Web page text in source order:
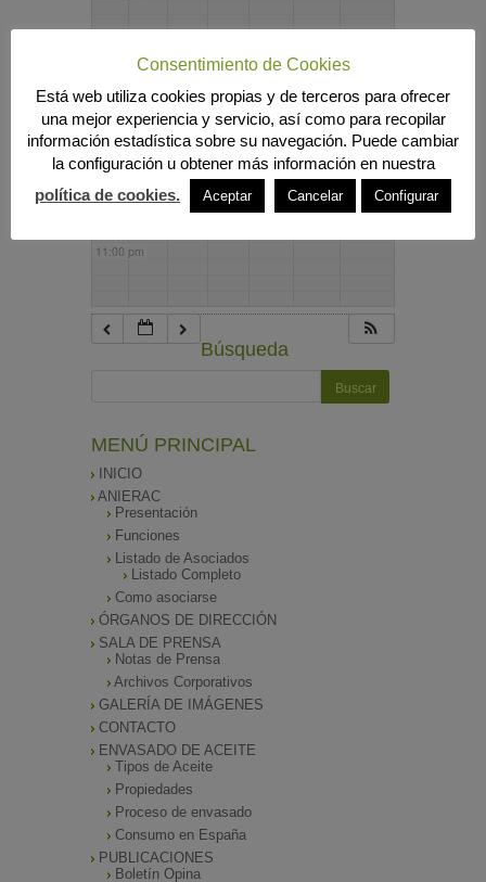
9:00 pm
10:00 pm
11:00 pm
Búsqueda
MENÚ PRINCIPAL
INICIO
ANIERAC
Presentación
Funciones
Listado de Asociados
Listado Completo
Como asociarse
ÓRGANOS DE DIRECCIÓN
SALA DE PRENSA
Notas de Prensa
Archivos Corporativos
GALERÍA DE IMÁGENES
CONTACTO
ENVASADO DE ACEITE
Tipos de Aceite
Propiedades
Proceso de envasado
Consumo en España
PUBLICACIONES
Boletín Opina
Consentimiento de Cookies
Está web utiliza cookies propias y de terceros para ofrecer
una mejor experiencia y servicio, así como para recopilar
información estadística sobre su navegación. Puede cambiar
la configuración u obtener más información en nuestra
política de cookies.
Aceptar Cancelar Configurar